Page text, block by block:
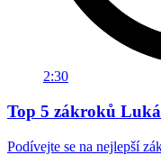
2:30
Top 5 zákroků
Podívejte se na nejlepší